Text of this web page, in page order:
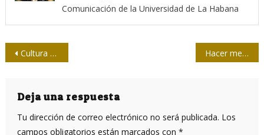
Comunicación de la Universidad de La Habana
Navegación
entradas
Cultura con pelota y mentores Hacer mejor periodismo desde la experiencia
Deja una respuesta
Tu dirección de correo electrónico no será publicada. Los
campos obligatorios están marcados con *